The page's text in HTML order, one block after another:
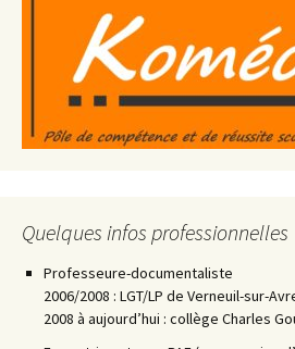
Quelques infos professionnelles
Professeure-documentaliste
2006/2008 : LGT/LP de Verneuil-sur-
2008 à aujourd’hui : collège Charles